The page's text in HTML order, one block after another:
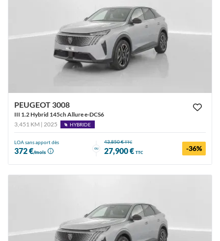
PEUGEOT 3008
III 1.2 Hybrid 145ch Allure e-DCS6
3,451 KM | 2025
HYBRIDE
LOA sans apport dès
372 €/mois
ou
43,850 €TTC
27,900 € TTC -36%